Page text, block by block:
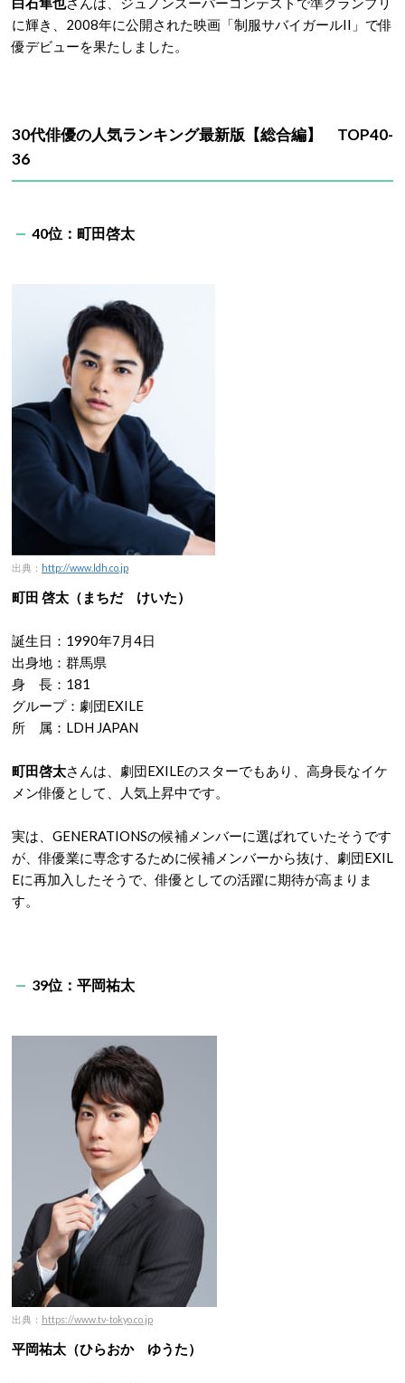
に輝き、2008年に公開された映画「制服サバイガールII」で俳
優デビューを果たしました。
30代俳優の人気ランキング最新版【総合編】 TOP40-
36
40位：町田啓太
出典： http://www.ldh.co.jp
町田 啓太（まちだ けいた）
誕生日：1990年7月4日
出身地：群馬県
身 長：181
グループ：劇団EXILE
所 属：LDH JAPAN
町田啓太さんは、劇団EXILEのスターでもあり、高身長なイケ
メン俳優として、人気上昇中です。
実は、GENERATIONSの候補メンバーに選ばれていたそうです
が、俳優業に専念するために候補メンバーから抜け、劇団EXIL
Eに再加入したそうで、俳優としての活躍に期待が高まりま
す。
39位：平岡祐太
出典： https://www.tv-tokyo.co.jp
平岡祐太（ひらおか ゆうた）